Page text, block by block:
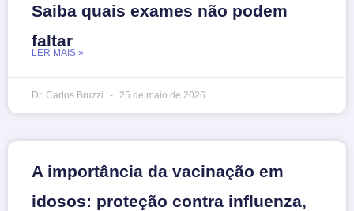
Saiba quais exames não podem
faltar
LER MAIS »
Dr. Carlos Bruzzi 25 de maio de 2026
A importância da vacinação em
idosos: proteção contra influenza,